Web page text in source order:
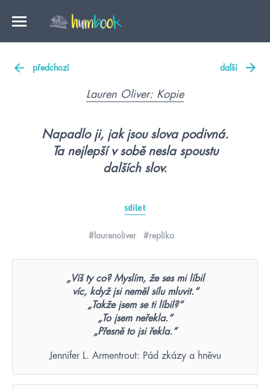
předchozí další
Lauren Oliver: Kopie
Napadlo ji, jak jsou slova podivná.
Ta nejlepší v sobě nesla spoustu
dalších slov.
sdílet
#laurenoliver #replika
„Víš ty co? Myslím, že ses mi líbil
víc, když jsi neměl sílu mluvit.“
„Takže jsem se ti líbil?“
„To jsem neřekla.“
„Přesně to jsi řekla.“
Jennifer L. Armentrout: Pád zkázy a hněvu